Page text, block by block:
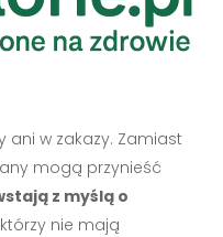
ani w zakazy. Zamiast
mogą przynieść
z myślą o
nie mają